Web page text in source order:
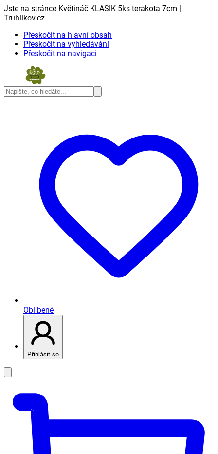
Jste na stránce Květináč KLASIK 5ks terakota 7cm |
Truhlikov.cz
Přeskočit na hlavní obsah
Přeskočit na vyhledávání
Přeskočit na navigaci
Oblíbené
Přihlásit se